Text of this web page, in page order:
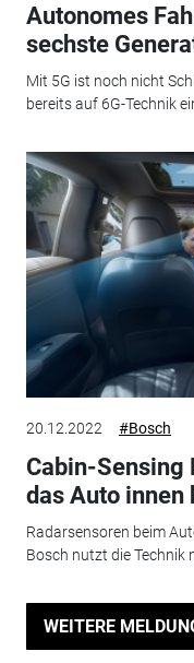
Autonomes
sechste
Mit 5G ist noch nicht
bereits auf 6G-Technik
20.12.2022 #Bosch
Cabin-Sensing
das Auto innen
Radarsensoren beim
Bosch nutzt die Technik
WEITERE